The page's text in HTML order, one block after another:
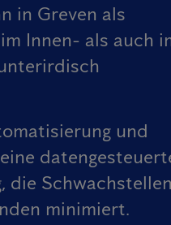
in Greven als
Innen- als auch
und
die Schwachstellen
minimiert.